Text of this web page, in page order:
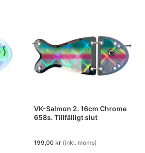
VK-Salmon 2. 16cm Chrome
658s. Tillfälligt slut
199,00 kr (inkl. moms)